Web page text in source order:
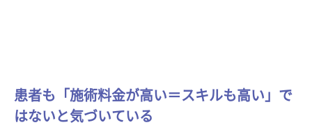
患者も「施術料金が高い＝スキルも高い」で
はないと気づいている